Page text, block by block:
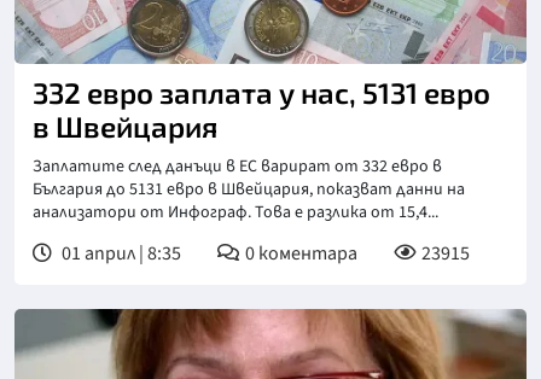
332 евро заплата у нас, 5131 евро
в Швейцария
Заплатите след данъци в ЕС варират от 332 евро в
България до 5131 евро в Швейцария, показват данни на
анализатори от Инфограф. Това е разлика от 15,4...
01 април | 8:35 0коментара 23915